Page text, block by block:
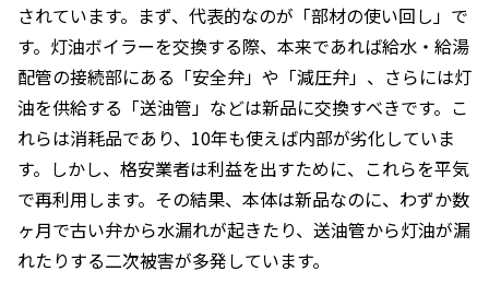
されています。まず、代表的なのが「部材の使い回し」で
す。灯油ボイラーを交換する際、本来であれば給水・給湯
配管の接続部にある「安全弁」や「減圧弁」、さらには灯
油を供給する「送油管」などは新品に交換すべきです。こ
れらは消耗品であり、10年も使えば内部が劣化していま
す。しかし、格安業者は利益を出すために、これらを平気
で再利用します。その結果、本体は新品なのに、わずか数
ヶ月で古い弁から水漏れが起きたり、送油管から灯油が漏
れたりする二次被害が多発しています。